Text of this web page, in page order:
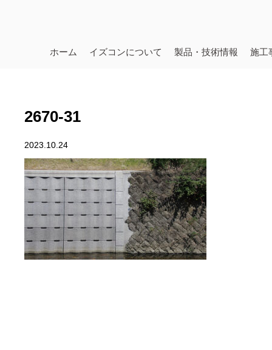
ホーム イズコンについて 製品・技術情報 施工
2670-31
2023.10.24